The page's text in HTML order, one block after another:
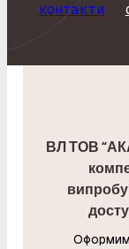
контакти
ВЛ ТОВ